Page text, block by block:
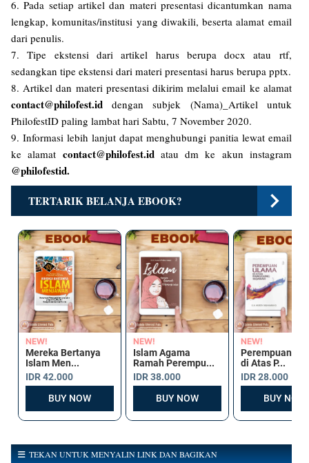
6. Pada setiap artikel dan materi presentasi dicantumkan nama
lengkap, komunitas/institusi yang diwakili, beserta alamat email
dari penulis.
7. Tipe ekstensi dari artikel harus berupa docx atau rtf,
sedangkan tipe ekstensi dari materi presentasi harus berupa pptx.
8. Artikel dan materi presentasi dikirim melalui email ke alamat
contact@philofest.id dengan subjek (Nama)_Artikel untuk
PhilofestID paling lambat hari Sabtu, 7 November 2020.
9. Informasi lebih lanjut dapat menghubungi panitia lewat email
ke alamat contact@philofest.idatau dm ke akun instagram
@philofestid.
TERTARIK BELANJA EBOOK?
TEKAN UNTUK MENYALIN LINK DAN BAGIKAN